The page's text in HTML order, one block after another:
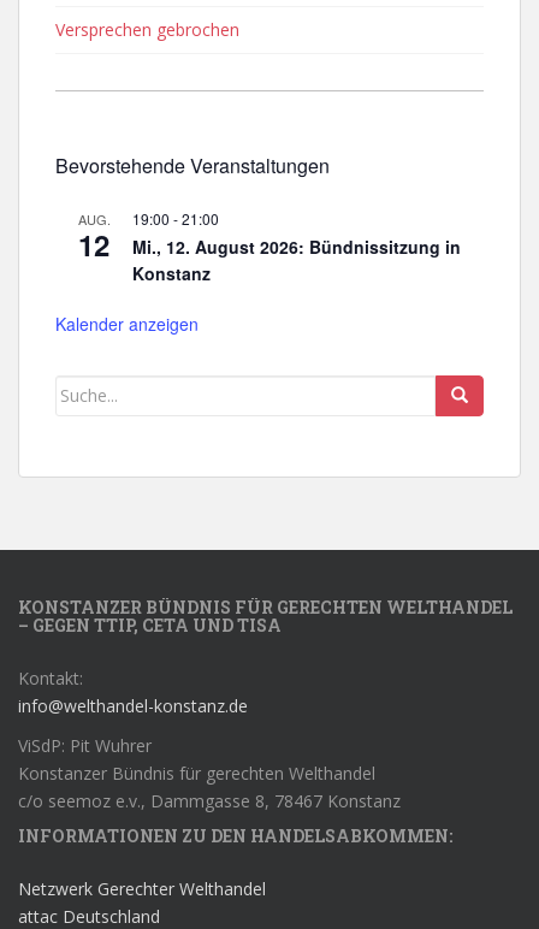
Versprechen gebrochen
Bevorstehende Veranstaltungen
AUG.
12
19:00 -21:00
Mi., 12. August 2026: Bündnissitzung in
Konstanz
Kalender anzeigen
KONSTANZER BÜNDNIS FÜR GERECHTEN WELTHANDEL
– GEGEN TTIP, CETA UND TISA
Kontakt:
info@welthandel-konstanz.de
ViSdP: Pit Wuhrer
Konstanzer Bündnis für gerechten Welthandel
c/o seemoz e.v., Dammgasse 8, 78467 Konstanz
INFORMATIONEN ZU DEN HANDELSABKOMMEN:
Netzwerk Gerechter Welthandel
attac Deutschland